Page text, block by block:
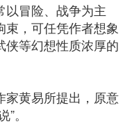
以冒险、战争为主
，可任凭作者想象
侠等幻想性质浓厚的
家黄易所提出，原意
。